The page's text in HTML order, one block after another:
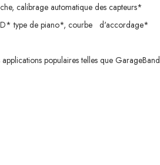
calibrage automatique des capteurs*
type de piano*, courbe d'accordage*
populaires telles que GarageBand